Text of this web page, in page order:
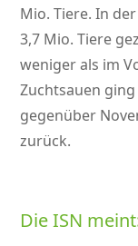
Mio. Tiere. In
3,7 Mio. Tiere
weniger als im
Zuchtsauen
gegenüber
zurück.
Die ISN